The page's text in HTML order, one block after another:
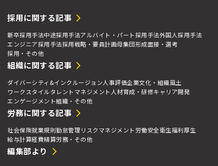
採用に関する記事
新卒採用手法中途採用手法アルバイト・パート採用手法外国人採用手法
エンジニア採用手法採用戦略・要員計画母集団形成面接・選考
採用・その他
組織に関する記事
ダイバーシティ&インクルージョン人事評価企業文化・組織風土
ワークスタイルタレントマネジメント 人材育成・研修キャリア開発
エンゲージメント組織・その他
労務に関する記事
社会保険就業規則勤怠管理 リスクマネジメント 労働安全衛生福利厚生
給与計算経費精算労務・その他
編集部より